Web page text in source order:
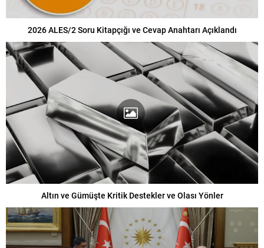
2026 ALES/2 Soru Kitapçığı ve Cevap Anahtarı Açıklandı
Altın ve Gümüşte Kritik Destekler ve Olası Yönler